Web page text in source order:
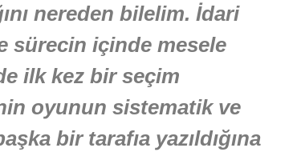
nereden bilelim. İdari
sürecin içinde mesele
ilk kez bir seçim
oyunun sistematik ve
bir tarafıa yazıldığına